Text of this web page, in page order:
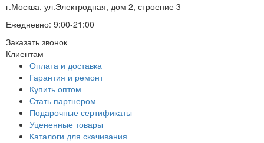
г.Москва, ул.Электродная, дом 2, строение 3
Ежедневно: 9:00-21:00
Заказать звонок
Клиентам
Оплата и доставка
Гарантия и ремонт
Купить оптом
Стать партнером
Подарочные сертификаты
Уцененные товары
Каталоги для скачивания